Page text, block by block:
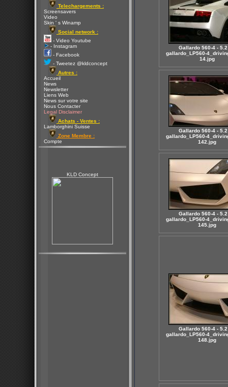
Telechargements :
Screensavers
Video
Skin ' s Winamp
Social network :
- Video Youtube
- Instagram
- Facebook
- Tweetez @kldconcept
Autres :
Accueil
News
Newsletter
Liens Web
News sur votre site
Nous Contacter
Legal Disclaimer
Achats - Ventes :
Lamborghini Suisse
Zone Membre :
Compte
KLD Concept
Gallardo 560-4 -
gallardo_LP560-
14.jpg
Gallardo 560-4 -
gallardo_LP560-
142.jpg
Gallardo 560-4 -
gallardo_LP560-
145.jpg
Gallardo 560-4 -
gallardo_LP560-
148.jpg